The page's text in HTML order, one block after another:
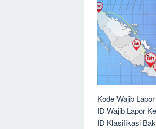
Kode Wajib
ID Wajib Lapor
ID Klasifikasi